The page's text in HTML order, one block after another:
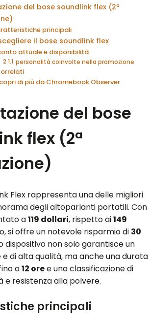
del bose soundlink flex (2ª
principali
il bose soundlink flex
attuale e disponibilità
personalità coinvolte nella promozione
di più da Chromebook Observer
del bose
flex (2ª
Flex rappresenta una delle migliori
degli altoparlanti portatili. Con
a119 dollari, rispetto ai149
si offre un notevole risparmio di 30
dispositivo non solo garantisce un
di alta qualità, ma anche una durata
a12 oree una classificazione di
e resistenza alla polvere.
principali